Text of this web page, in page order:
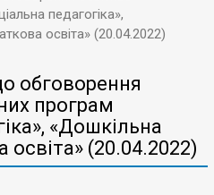
педагогіка»,
освіта» (20.04.2022)
обговорення
програм
«Дошкільна
освіта» (20.04.2022)